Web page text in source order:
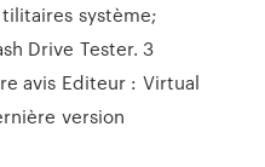
système;
Drive Tester. 3
avis Editeur : Virtual
version